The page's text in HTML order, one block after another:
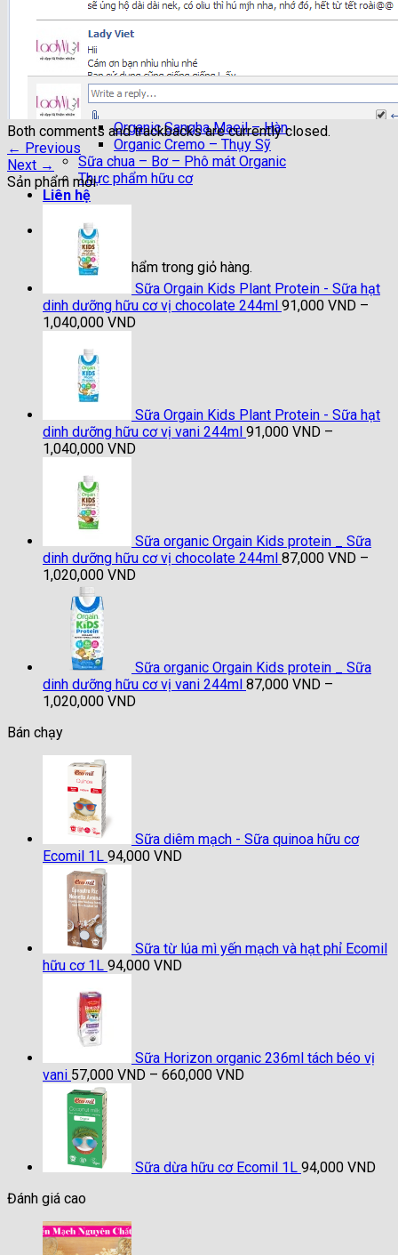
Sữa Hạt Organic
Sữa Tươi Organic
Organic Arla – Đan Mạch
Organic Daioni – Anh
Organic Valley – Mỹ
Organic Horizon – Mỹ
Organic Sangha Maeil – Hàn
Organic Cremo – Thụy Sỹ
Sữa chua – Bơ – Phô mát Organic
Thực phẩm hữu cơ
Liên hệ
Giỏ hàng
Chưa có sản phẩm trong giỏ hàng.
Both comments and trackbacks are currently closed.
← Previous
Next →
Sản phẩm mới
Sữa Orgain Kids Plant Protein - Sữa hạt
dinh dưỡng hữu cơ vị chocolate 244ml 91,000 VND –
1,040,000 VNDKhoảng
1,040,000 VND
Sữa Orgain Kids Plant Protein - Sữa hạt
dinh dưỡng hữu cơ vị vani 244ml 91,000 VND –
1,040,000 VNDKhoảng
1,040,000 VND
Sữa organic Orgain Kids protein _ Sữa
dinh dưỡng hữu cơ vị chocolate 244ml 87,000 VND –
1,020,000 VNDKhoảng
1,020,000 VND
Sữa organic Orgain Kids protein _ Sữa
dinh dưỡng hữu cơ vị vani 244ml 87,000 VND –
1,020,000 VNDKhoảng
Bán chạy
Sữa diêm mạch - Sữa quinoa hữu cơ
Ecomil 1L 94,000 VND
Sữa từ lúa mì yến mạch và hạt phỉ Ecomil
hữu cơ 1L 94,000 VND
Sữa Horizon organic 236ml tách béo vị
vani 57,000 VND – 660,000 VNDKhoảng
660,000 VND
Sữa dừa hữu cơ Ecomil 1L 94,000 VND
Đánh giá cao